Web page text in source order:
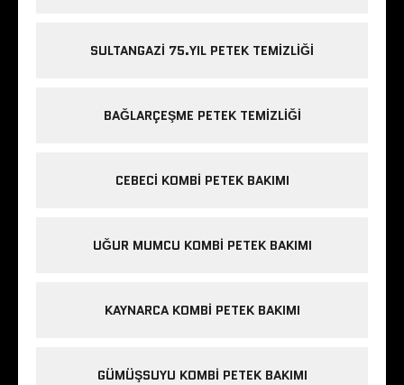
SULTANGAZI 75.YIL PETEK TEMIZLIĞI
BAĞLARÇEŞME PETEK TEMIZLIĞI
CEBECI KOMBI PETEK BAKIMI
UĞUR MUMCU KOMBI PETEK BAKIMI
KAYNARCA KOMBI PETEK BAKIMI
GÜMÜŞSUYU KOMBI PETEK BAKIMI